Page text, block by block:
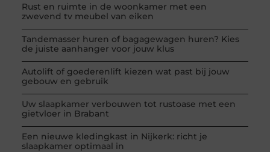
Rust en ruimte in de woonkamer met een
zwevend tv meubel van eiken
Tandemasser huren of bagagewagen huren? Kies
de juiste aanhanger voor jouw klus
Autolift of goederenlift kiezen wat past bij jouw
gebouw en gebruik
Uw slaapkamer verbouwen tot rustoase met een
gietvloer in Brabant
Een nieuwe kledingkast in Nijkerk: richt je
slaapkamer optimaal in